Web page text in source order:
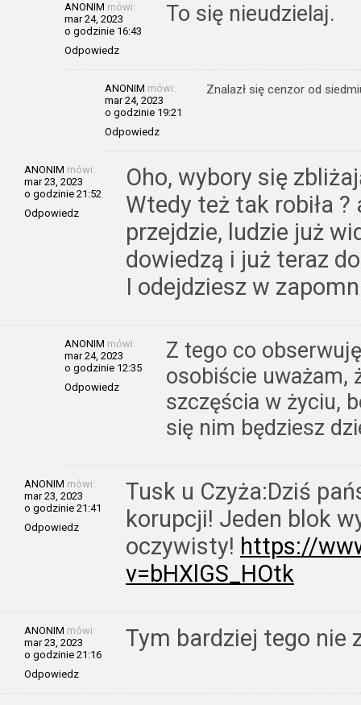
ANONIM mówi:
mar 24, 2023
o godzinie 16:43
Odpowiedz
To się nieudzielaj.
ANONIM mówi:
mar 24, 2023
o godzinie 19:21
Odpowiedz
Znalazł się cenzor od
ANONIM mówi:
mar 23, 2023
o godzinie 21:52
Odpowiedz
Oho, wybory się
Wtedy też tak robiła
przejdzie, ludzie już
dowiedzą i już teraz
I odejdziesz w
ANONIM mówi:
mar 24, 2023
o godzinie 12:35
Odpowiedz
Z tego co
osobiście uważam,
szczęścia w życiu,
się nim będziesz
ANONIM mówi:
mar 23, 2023
o godzinie 21:41
Odpowiedz
Tusk u Czyża:Dziś
korupcji! Jeden blok
oczywisty! https://
v=bHXlGS_HOtk
ANONIM mówi:
mar 23, 2023
o godzinie 21:16
Odpowiedz
Tym bardziej tego nie